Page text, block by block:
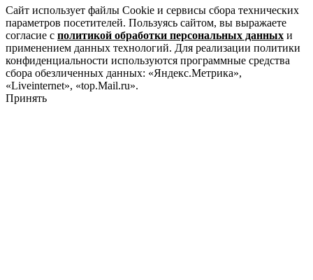
Сайт использует файлы Cookie и сервисы сбора технических
параметров посетителей. Пользуясь сайтом, вы выражаете
согласие с политикой обработки персональных данных и
применением данных технологий. Для реализации политики
конфиденциальности используются программные средства
сбора обезличенных данных: «Яндекс.Метрика»,
«Liveinternet», «top.Mail.ru».
Принять